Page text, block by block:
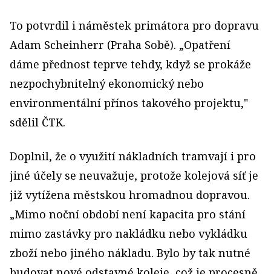
To potvrdil i náměstek primátora pro dopravu
Adam Scheinherr (Praha Sobě). „Opatření
dáme přednost teprve tehdy, když se prokáže
nezpochybnitelný ekonomický nebo
environmentální přínos takového projektu,"
sdělil ČTK.
Doplnil, že o využití nákladních tramvají i pro
jiné účely se neuvažuje, protože kolejová síť je
již vytížena městskou hromadnou dopravou.
„Mimo noční období není kapacita pro stání
mimo zastávky pro nakládku nebo vykládku
zboží nebo jiného nákladu. Bylo by tak nutné